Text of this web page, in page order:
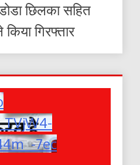
छिलका सहित
गिरफ्तार
7ec